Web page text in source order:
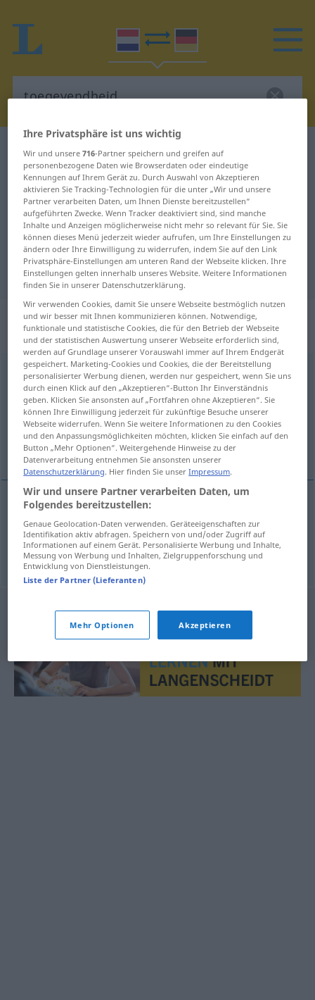
Niederländisch-Deutsch Wörterbuch
toegevendheid
Niederländisch-Deutsch
Übersetzung für "toegevendheid"
"toegevendheid" Deutsch
Übersetzung
„toegevendheid“: zelfstandig
naamwoord
toegevendheid [-ˈɣ̊eːv̊ənthɛĭt]subst
Übersicht aller Übersetzungen
(Für mehr Details die Übersetzung anklicken/antippen)
Nachgiebigkeit, Nachsicht
Nachgiebigkeitf toegevendheid
Nachsichtf toegevendheid
Ihre Privatsphäre ist uns wichtig
Wir und unsere716-Partner speichern und greifen auf
personenbezogene Daten wie Browserdaten oder eindeutige
Kennungen auf Ihrem Gerät zu. Durch Auswahl von Akzeptieren
aktivieren Sie Tracking-Technologien für die unter „Wir und unsere
Partner verarbeiten Daten, um Ihnen Dienste bereitzustellen“
aufgeführten Zwecke. Wenn Tracker deaktiviert sind, sind manche
Inhalte und Anzeigen möglicherweise nicht mehr so relevant für Sie. Sie
können dieses Menü jederzeit wieder aufrufen, um Ihre Einstellungen zu
ändern oder Ihre Einwilligung zu widerrufen, indem Sie auf den Link
Privatsphäre-Einstellungen am unteren Rand der Webseite klicken. Ihre
Einstellungen gelten innerhalb unseres Website. Weitere Informationen
finden Sie in unserer Datenschutzerklärung.
Wir verwenden Cookies, damit Sie unsere Webseite bestmöglich nutzen
und wir besser mit Ihnen kommunizieren können. Notwendige,
funktionale und statistische Cookies, die für den Betrieb der Webseite
und der statistischen Auswertung unserer Webseite erforderlich sind,
werden auf Grundlage unserer Vorauswahl immer auf Ihrem Endgerät
gespeichert. Marketing-Cookies und Cookies, die der Bereitstellung
personalisierter Werbung dienen, werden nur gespeichert, wenn Sie uns
durch einen Klick auf den „Akzeptieren“-Button Ihr Einverständnis
geben. Klicken Sie ansonsten auf „Fortfahren ohne Akzeptieren“. Sie
können Ihre Einwilligung jederzeit für zukünftige Besuche unserer
Webseite widerrufen. Wenn Sie weitere Informationen zu den Cookies
und den Anpassungsmöglichkeiten möchten, klicken Sie einfach auf den
Button „Mehr Optionen“. Weitergehende Hinweise zu der
Datenverarbeitung entnehmen Sie ansonsten unserer
Datenschutzerklärung. Hier finden Sie unserImpressum.
Wir und unsere Partner verarbeiten Daten, um
Folgendes bereitzustellen:
Genaue Geolocation-Daten verwenden. Geräteeigenschaften zur
Identifikation aktiv abfragen. Speichern von und/oder Zugriff auf
Informationen auf einem Gerät. Personalisierte Werbung und Inhalte,
Messung von Werbung und Inhalten, Zielgruppenforschung und
Entwicklung von Dienstleistungen.
Liste der Partner (Lieferanten)
Mehr Optionen Akzeptieren